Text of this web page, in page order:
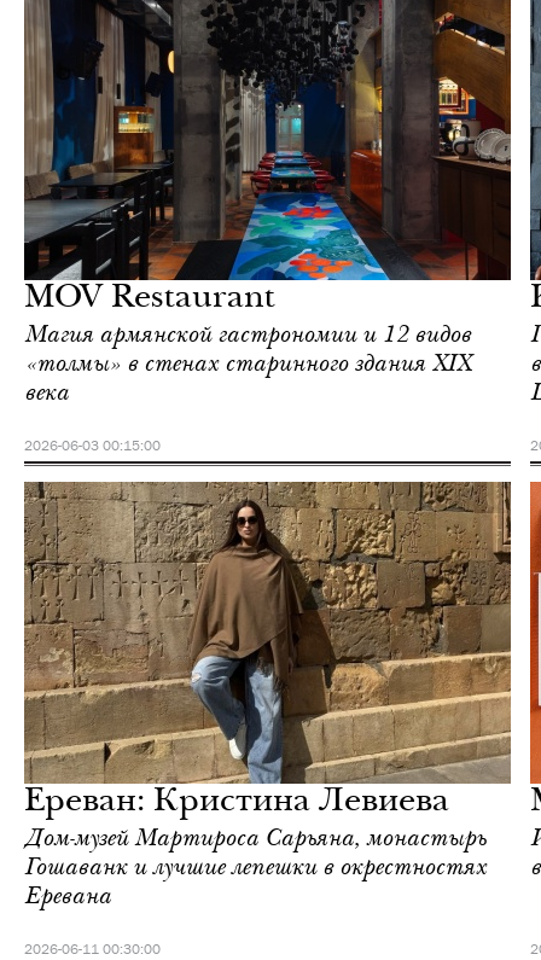
MOV Restaurant
Магия армянской гастрономии и 12 видов
«толмы» в стенах старинного здания XIX
века
2026-06-03 00:15:00
Guide
Ереван: Кристина Левиева
Дом-музей Мартироса Сарьяна, монастырь
Гошаванк и лучшие лепешки в окрестностях
Еревана
2026-06-11 00:30:00
Guide